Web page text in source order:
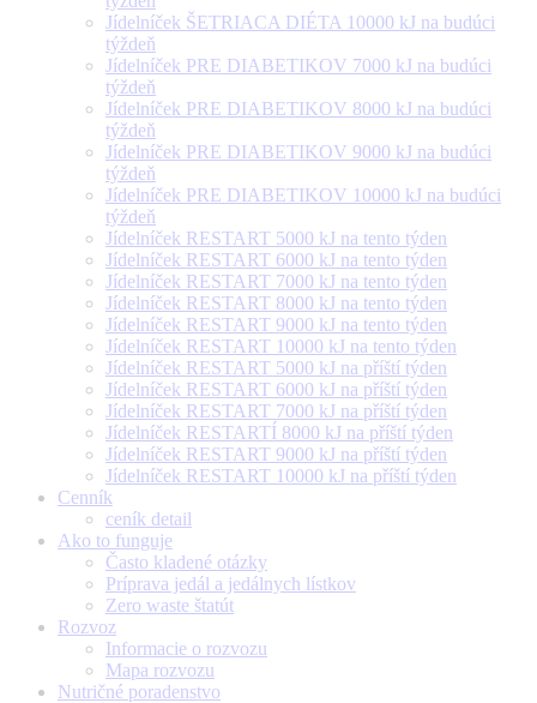
Jídelníček ŠETRIACA DIÉTA 10000 kJ na budúci
týždeň
Jídelníček PRE DIABETIKOV 7000 kJ na budúci
týždeň
Jídelníček PRE DIABETIKOV 8000 kJ na budúci
týždeň
Jídelníček PRE DIABETIKOV 9000 kJ na budúci
týždeň
Jídelníček PRE DIABETIKOV 10000 kJ na budúci
týždeň
Jídelníček RESTART 5000 kJ na tento týden
Jídelníček RESTART 6000 kJ na tento týden
Jídelníček RESTART 7000 kJ na tento týden
Jídelníček RESTART 8000 kJ na tento týden
Jídelníček RESTART 9000 kJ na tento týden
Jídelníček RESTART 10000 kJ na tento týden
Jídelníček RESTART 5000 kJ na příští týden
Jídelníček RESTART 6000 kJ na příští týden
Jídelníček RESTART 7000 kJ na příští týden
Jídelníček RESTARTÍ 8000 kJ na příští týden
Jídelníček RESTART 9000 kJ na příští týden
Jídelníček RESTART 10000 kJ na příští týden
Cenník
ceník detail
Ako to funguje
Často kladené otázky
Príprava jedál a jedálnych lístkov
Zero waste štatút
Rozvoz
Informacie o rozvozu
Mapa rozvozu
Nutričné poradenstvo